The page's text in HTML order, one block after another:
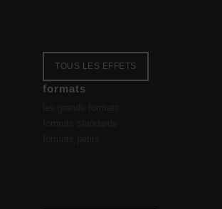
TOUS LES EFFETS
formats